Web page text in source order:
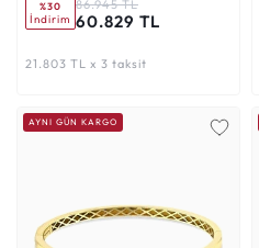
%30
İndirim
86.945 TL
60.829 TL
21.803 TL x 3 taksit
AYNI GÜN KARGO